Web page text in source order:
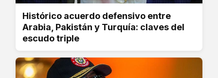
Histórico acuerdo defensivo entre
Arabia, Pakistán y Turquía: claves del
escudo triple